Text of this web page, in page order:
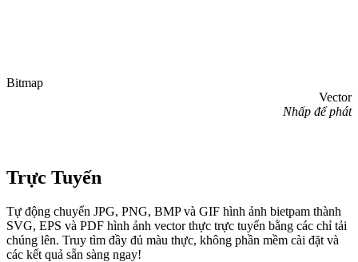
Bitmap
Vector
Nhấp để phát
Trực Tuyến
Tự động chuyển JPG, PNG, BMP và GIF hình ảnh bietpam thành
SVG, EPS và PDF hình ảnh vector thực trực tuyến bằng các chỉ tải
chúng lên. Truy tìm đầy đủ màu thực, không phần mềm cài đặt và
các kết quả sẵn sàng ngay!